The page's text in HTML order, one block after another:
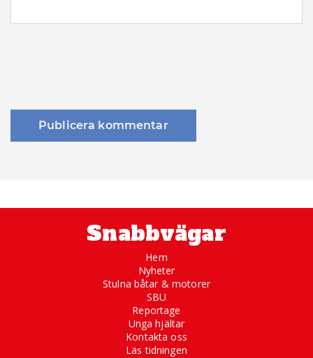
Snabbvägar
Hem
Nyheter
Stulna båtar & motorer
SBU
Reportage
Unga hjältar
Kontakta oss
Läs tidningen